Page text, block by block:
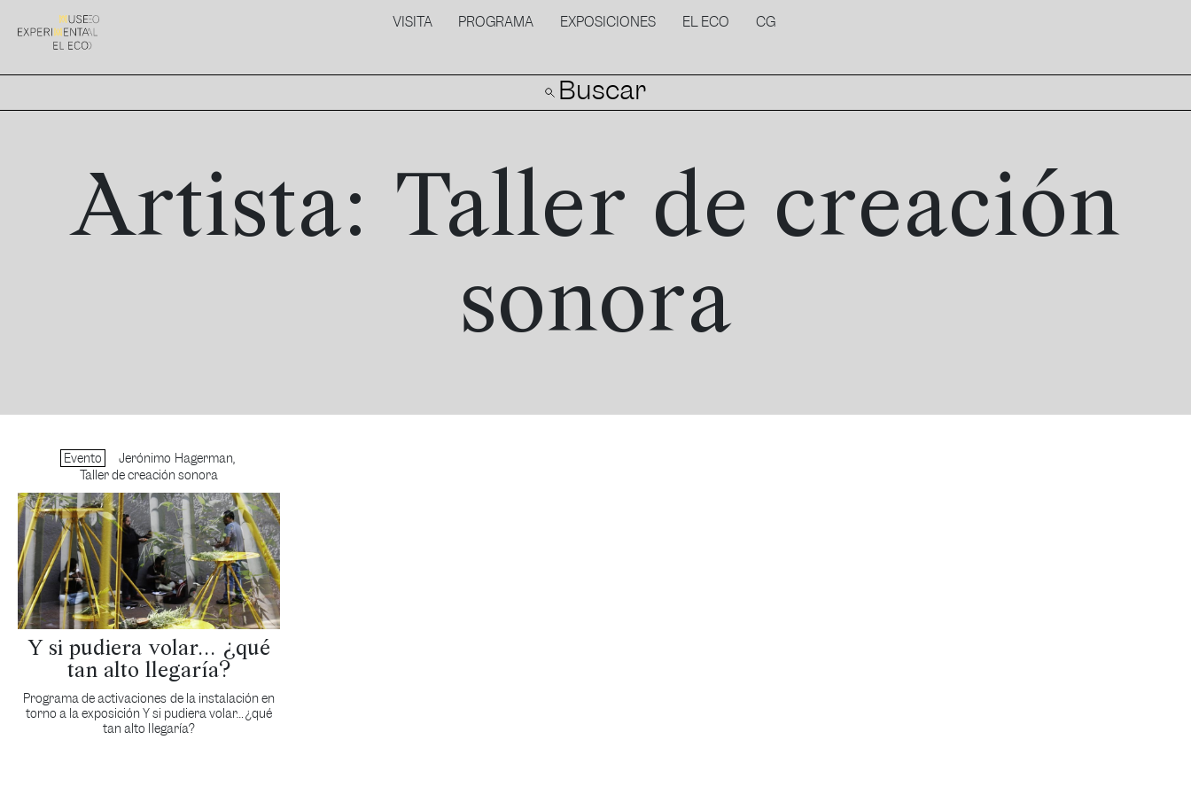
VISITA PROGRAMA EXPOSICIONES EL ECO CG
Buscar
Artista: Taller de creación
sonora
Evento
Jerónimo Hagerman,
Taller de creación sonora
Y si pudiera volar… ¿qué
tan alto llegaría?
Programa de activaciones de la instalación en
torno a la exposición Y si pudiera volar… ¿qué
tan alto llegaría?